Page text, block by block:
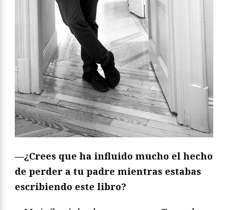
—¿Crees que ha influido mucho el hecho
de perder a tu padre mientras estabas
escribiendo este libro?